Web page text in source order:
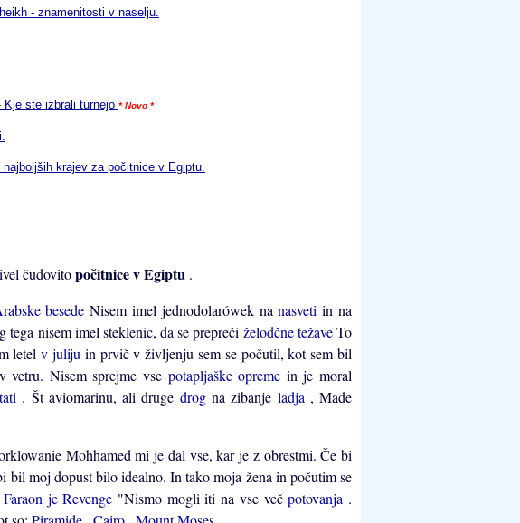
- znamenitosti v naselju.
Kje ste izbrali turnejo * Novo *
krajev za počitnice v Egiptu.
čudovitopočitnice v Egiptu .
besedeNisem imel jednodolarówek nanasvetiin na
tega nisem imel steklenic, da se prepreči želodčne težaveTo
letelv juliju in prvič v življenju sem se počutil, kot sem bil
Nisem sprejme vse potapljaške opreme in je moral
. Št aviomarinu, ali druge drog na zibanje ladja , Made
Mohhamed mi je dal vse, kar je z obrestmi. Če bi
bil moj dopust bilo idealno. In tako moja žena in počutim se
Faraon je Revenge "Nismo mogli iti na vse večpotovanja .